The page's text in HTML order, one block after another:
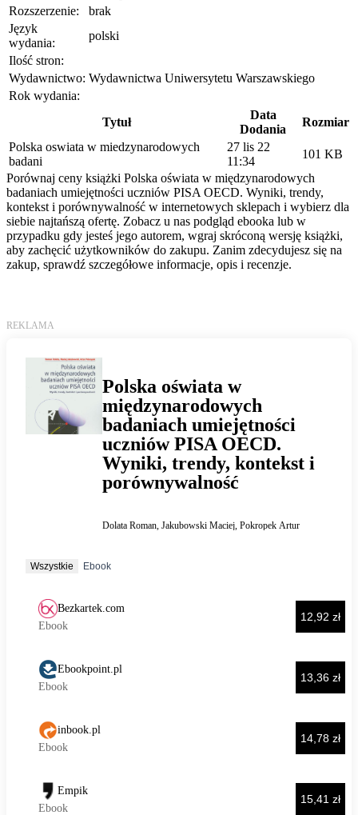
Rozszerzenie:
brak
Język
wydania:
polski
Ilość stron:
Wydawnictwo: Wydawnictwa Uniwersytetu Warszawskiego
Rok wydania:
Tytuł
Data
Dodania
Rozmiar
Polska oswiata w miedzynarodowych
badani
27 lis 22
11:34
101 KB
Porównaj ceny książki Polska oświata w międzynarodowych
badaniach umiejętności uczniów PISA OECD. Wyniki, trendy,
kontekst i porównywalność w internetowych sklepach i wybierz dla
siebie najtańszą ofertę. Zobacz u nas podgląd ebooka lub w
przypadku gdy jesteś jego autorem, wgraj skróconą wersję książki,
aby zachęcić użytkowników do zakupu. Zanim zdecydujesz się na
zakup, sprawdź szczegółowe informacje, opis i recenzje.